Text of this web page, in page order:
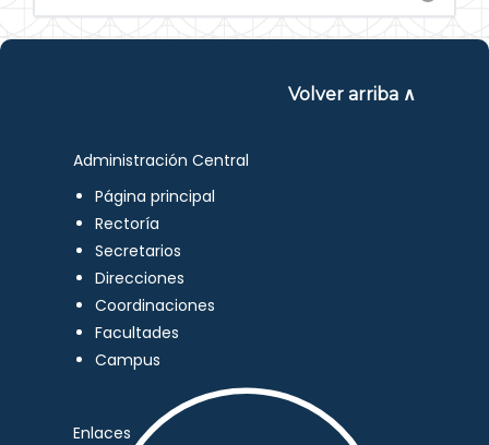
Volver arriba ∧
Administración Central
Página principal
Rectoría
Secretarios
Direcciones
Coordinaciones
Facultades
Campus
Enlaces